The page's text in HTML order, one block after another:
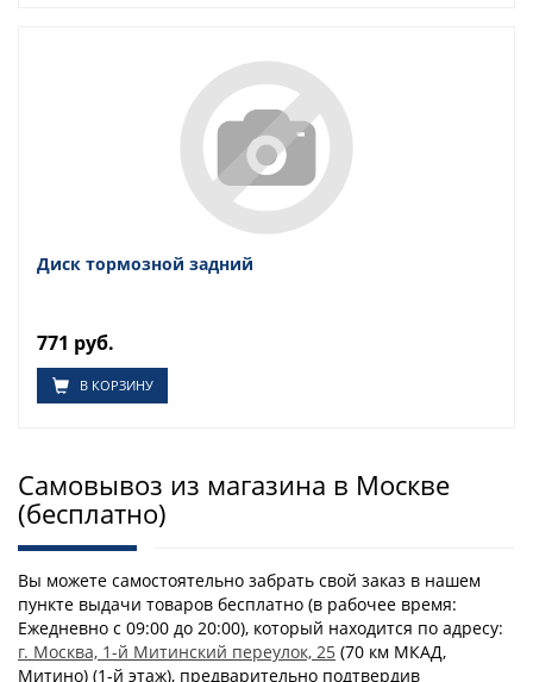
Диск тормозной задний
771 руб.
В КОРЗИНУ
Самовывоз из магазина в Москве
(бесплатно)
Вы можете самостоятельно забрать свой заказ в нашем
пункте выдачи товаров бесплатно (в рабочее время:
Ежедневно с 09:00 до 20:00), который находится по адресу:
г. Москва, 1-й Митинский переулок, 25 (70 км МКАД,
Митино) (1-й этаж), предварительно подтвердив